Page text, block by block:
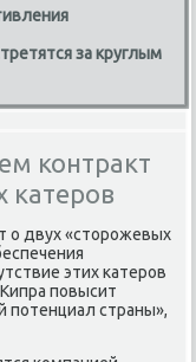
за круглым
контракт
катеров
о двух «сторожевых
этих катеров
повысит
потенциал страны»,